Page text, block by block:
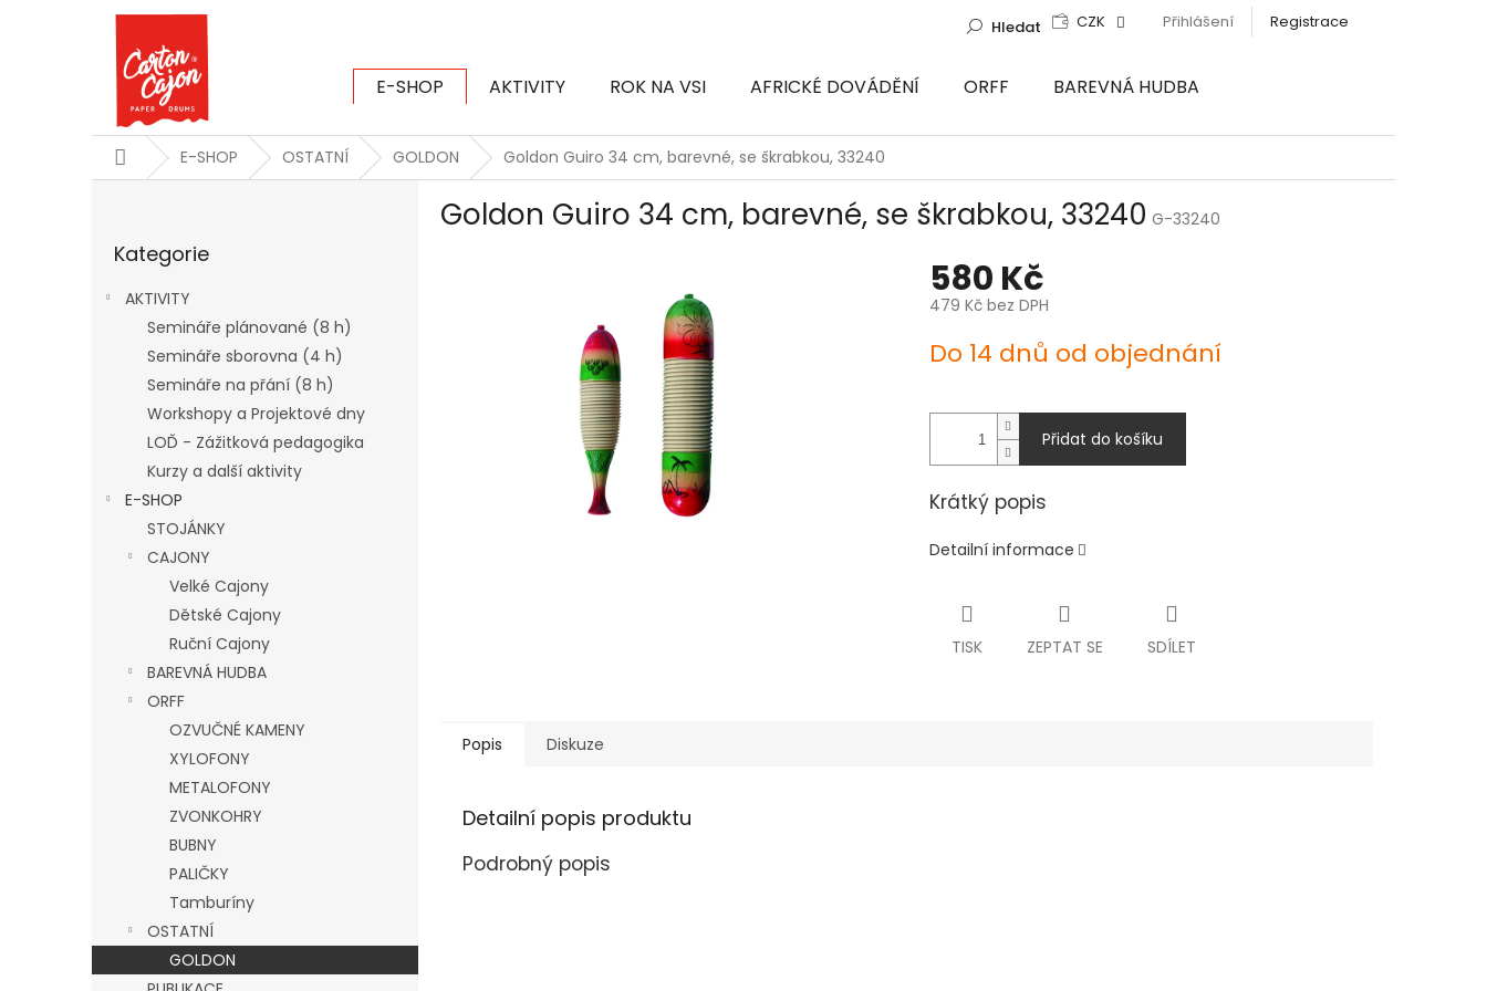
CZK Přihlášení Registrace
Hledat
E-SHOP AKTIVITY ROK NA VSI AFRICKÉ DOVÁDĚNÍ ORFF
BAREVNÁ HUDBA
DomůE-SHOP OSTATNÍ GOLDON Goldon Guiro 34 cm, barevné, se škrabkou, 33240
kategorie
Kategorie
AKTIVITY
Semináře plánované (8 h)
Semináře sborovna (4 h)
Semináře na přání (8 h)
Workshopy a Projektové dny
LOĎ - Zážitková pedagogika
Kurzy a další aktivity
E-SHOP
STOJÁNKY
CAJONY
Velké Cajony
Dětské Cajony
Ruční Cajony
BAREVNÁ HUDBA
ORFF
OZVUČNÉ KAMENY
XYLOFONY
METALOFONY
ZVONKOHRY
BUBNY
PALIČKY
Tamburíny
OSTATNÍ
GOLDON
Goldon Guiro 34 cm, barevné, se škrabkou, 33240 G-33240
580 Kč
479 Kč bez DPH
cena:
Do 14 dnů od objednání
Přidat do košíku
Krátký popis
Detailní informace
TISK ZEPTAT SE SDÍLET
Popis Diskuze
Detailní popis produktu
Podrobný popis